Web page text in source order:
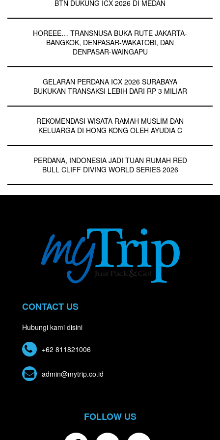
BTN DUKUNG ICX 2026 DI MEDAN
HOREEE… TRANSNUSA BUKA RUTE JAKARTA-
BANGKOK, DENPASAR-WAKATOBI, DAN
DENPASAR-WAINGAPU
GELARAN PERDANA ICX 2026 SURABAYA
BUKUKAN TRANSAKSI LEBIH DARI RP 3 MILIAR
REKOMENDASI WISATA RAMAH MUSLIM DAN
KELUARGA DI HONG KONG OLEH AYUDIA C
PERDANA, INDONESIA JADI TUAN RUMAH RED
BULL CLIFF DIVING WORLD SERIES 2026
CONTACT US
Hubungi kami disini
+62 811821006
admin@mytrip.co.id
FOLLOW US